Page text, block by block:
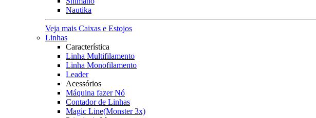
Nautika
Veja mais Caixas e Estojos
Linhas
Característica
Linha Multifilamento
Linha Monofilamento
Leader
Acessórios
Máquina fazer Nó
Contador de Linhas
Magic Line(Monster 3x)